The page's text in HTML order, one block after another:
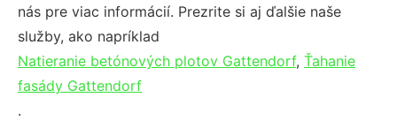
nás pre viac informácií. Prezrite si aj ďalšie naše
služby, ako napríklad
Natieranie betónových plotov Gattendorf, Ťahanie
fasády Gattendorf
.